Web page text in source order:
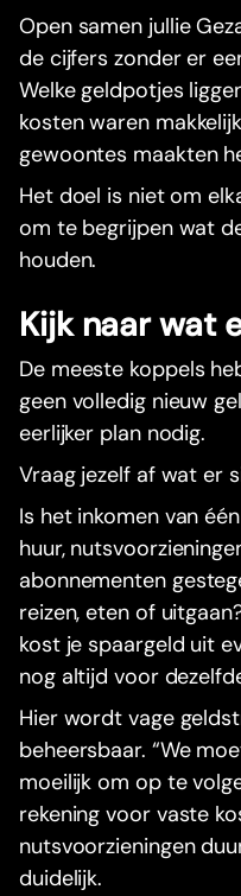
Open samen jullie
de cijfers zonder er
Welke geldpotjes
kosten waren
gewoontes maakten
Het doel is niet om
om te begrijpen wat
houden.
Kijk naar wat
De meeste koppels
geen volledig nieuw
eerlijker plan nodig.
Vraag jezelf af wat er
Is het inkomen van
huur,
abonnementen
reizen, eten of
kost je spaargeld uit
nog altijd voor
Hier wordt vage
beheersbaar. “We
moeilijk om op te
rekening voor vaste
nutsvoorzieningen
duidelijk.